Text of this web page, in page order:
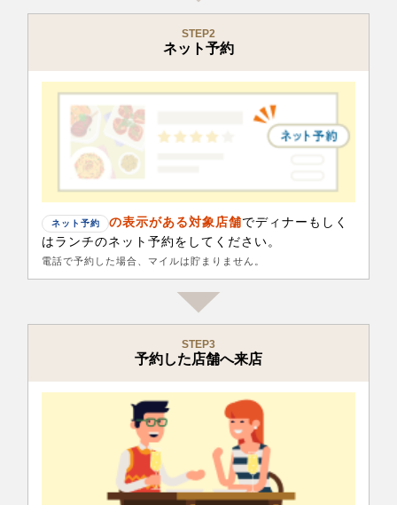
STEP2
ネット予約
ネット予約 の表示がある対象店舗でディナーもしく
はランチのネット予約をしてください。
電話で予約した場合、マイルは貯まりません。
STEP3
予約した店舗へ来店